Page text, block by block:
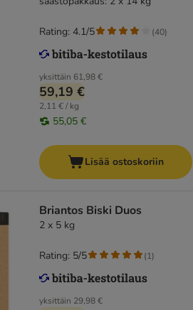
yksittäin 61,98 €
59,19 €
2,11 € / kg
55,05 €
Rating: 4.1/5 (40)
Lisää ostoskoriin
Briantos Biski Duos
2 x 5 kg
yksittäin 29,98 €
Rating: 5/5 (1)